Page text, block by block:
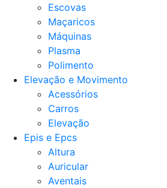
Escovas
Maçaricos
Máquinas
Plasma
Polimento
Elevação e Movimento
Acessórios
Carros
Elevação
Epis e Epcs
Altura
Auricular
Aventais